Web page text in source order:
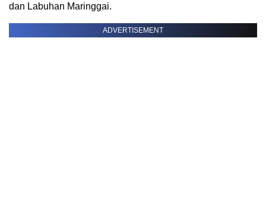
dan Labuhan Maringgai.
ADVERTISEMENT